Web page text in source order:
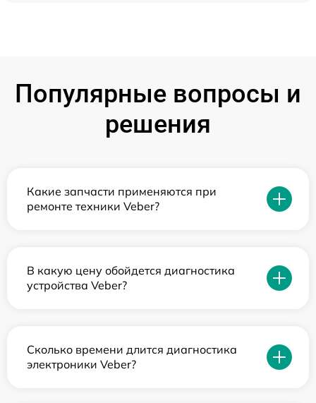
Популярные вопросы и
решения
Какие запчасти применяются при
ремонте техники Veber?
В какую цену обойдется диагностика
устройства Veber?
Сколько времени длится диагностика
электроники Veber?